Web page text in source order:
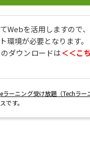
Webを活用しますので
環境が必要となります。
ダウンロードは＜＜こ
eラーニング受け放題（Techラー
です。